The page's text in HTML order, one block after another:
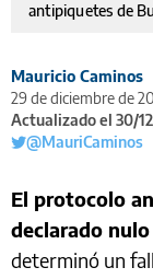
antipiquetes de
Mauricio Caminos
29 de diciembre de
Actualizado el 30/
@MauriCaminos
El protocolo
declarado
determinó un